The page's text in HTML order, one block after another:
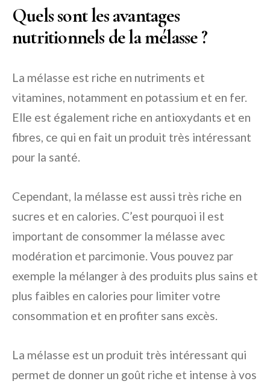
Quels sont les avantages
nutritionnels de la mélasse ?
La mélasse est riche en nutriments et
vitamines, notamment en potassium et en fer.
Elle est également riche en antioxydants et en
fibres, ce qui en fait un produit très intéressant
pour la santé.
Cependant, la mélasse est aussi très riche en
sucres et en calories. C’est pourquoi il est
important de consommer la mélasse avec
modération et parcimonie. Vous pouvez par
exemple la mélanger à des produits plus sains et
plus faibles en calories pour limiter votre
consommation et en profiter sans excès.
La mélasse est un produit très intéressant qui
permet de donner un goût riche et intense à vos